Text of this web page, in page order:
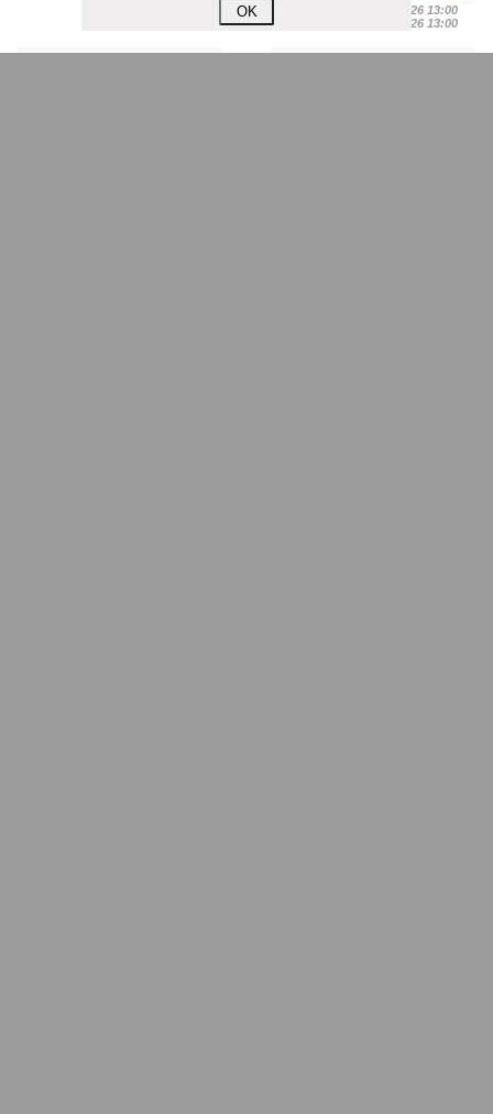
05.08.2026 13:00
Отредактировано:
05.08.2026 13:00
OK